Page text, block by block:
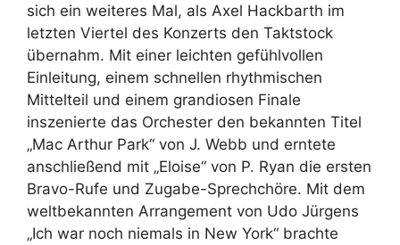
sich ein weiteres Mal, als Axel Hackbarth im
letzten Viertel des Konzerts den Taktstock
übernahm. Mit einer leichten gefühlvollen
Einleitung, einem schnellen rhythmischen
Mittelteil und einem grandiosen Finale
inszenierte das Orchester den bekannten Titel
„Mac Arthur Park“ von J. Webb und erntete
anschließend mit „Eloise“ von P. Ryan die ersten
Bravo-Rufe und Zugabe-Sprechchöre. Mit dem
weltbekannten Arrangement von Udo Jürgens
„Ich war noch niemals in New York“ brachte